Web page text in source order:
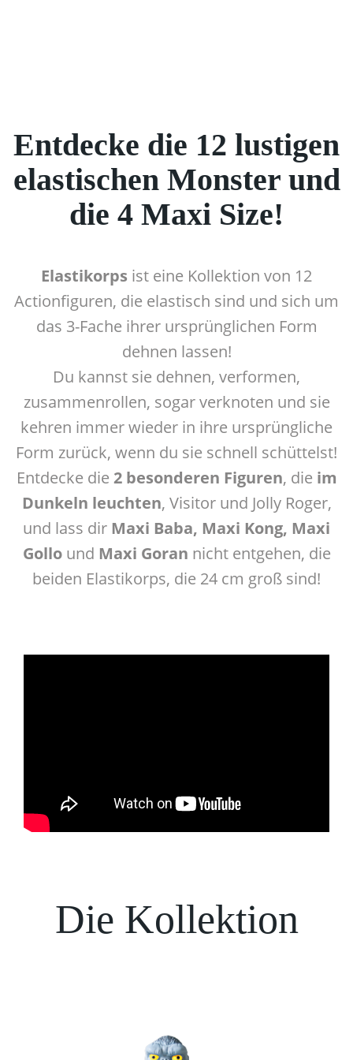
Entdecke die 12 lustigen
elastischen Monster und
die 4 Maxi Size!
Elastikorps ist eine Kollektion von 12
Actionfiguren, die elastisch sind und sich um
das 3-Fache ihrer ursprünglichen Form
dehnen lassen!
Du kannst sie dehnen, verformen,
zusammenrollen, sogar verknoten und sie
kehren immer wieder in ihre ursprüngliche
Form zurück, wenn du sie schnell schüttelst!
Entdecke die 2 besonderen Figuren, die im
Dunkeln leuchten, Visitor und Jolly Roger,
und lass dir Maxi Baba, Maxi Kong, Maxi
Gollound Maxi Goran nicht entgehen, die
beiden Elastikorps, die 24 cm groß sind!
Die Kollektion